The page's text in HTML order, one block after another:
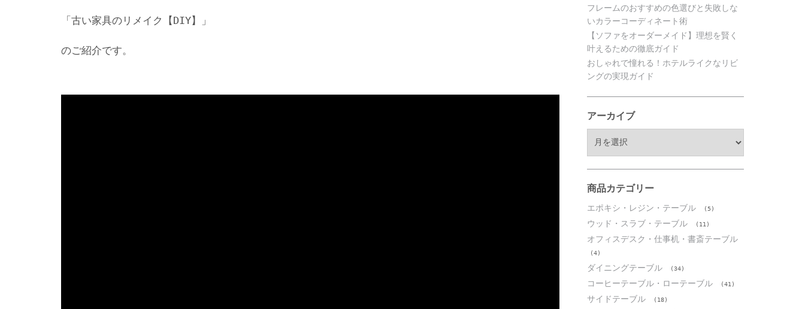
「古い家具のリメイク【DIY】」
のご紹介です。
フレームのおすすめの色選びと失敗しな
いカラーコーディネート術
【ソファをオーダーメイド】理想を賢く
叶えるための徹底ガイド
おしゃれで憧れる！ホテルライクなリビ
ングの実現ガイド
アーカイブ
ブ
商品カテゴリー
エポキシ・レジン・テーブル (5)
ウッド・スラブ・テーブル (11)
オフィスデスク・仕事机・書斎テーブル
(4)
ダイニングテーブル (34)
コーヒーテーブル・ローテーブル (41)
サイドテーブル (18)